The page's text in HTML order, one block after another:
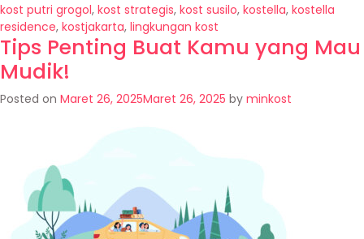
kost putri grogol, kost strategis, kost susilo, kostella, kostella
residence, kostjakarta, lingkungan kost
Tips Penting Buat Kamu yang Mau
Mudik!
Posted on Maret 26, 2025Maret 26, 2025 by minkost